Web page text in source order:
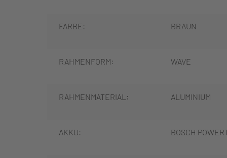
FARBE: BRAUN
RAHMENFORM: WAVE
RAHMENMATERIAL: ALUMINIUM
AKKU: BOSCH